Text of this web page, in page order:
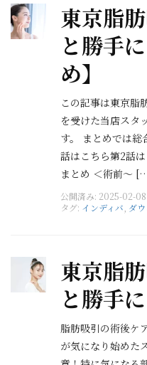
東京脂
と勝手
め】
この記事は東京脂
を受けた当店スタ
す。 まとめでは総
話はこちら第2話
まとめ ＜術前〜
公開済み: 2025-02-08
タグ: インディバ ダ
東京脂
と勝手
脂肪吸引の術後ケ
が気になり始めた